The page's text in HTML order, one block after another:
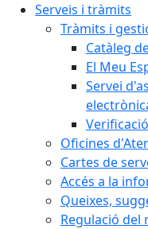
Serveis i tràmits
Tràmits i
Catàleg
El Meu
Servei
Oficines
Cartes de
Accés a la
Queixes,
Regulació